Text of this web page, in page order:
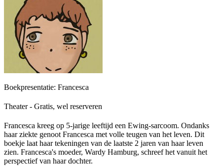
Boekpresentatie: Francesca
Theater - Gratis, wel reserveren
Francesca kreeg op 5-jarige leeftijd een Ewing-sarcoom. Ondanks
haar ziekte genoot Francesca met volle teugen van het leven. Dit
boekje laat haar tekeningen van de laatste 2 jaren van haar leven
zien. Francesca's moeder, Wardy Hamburg, schreef het vanuit het
perspectief van haar dochter.